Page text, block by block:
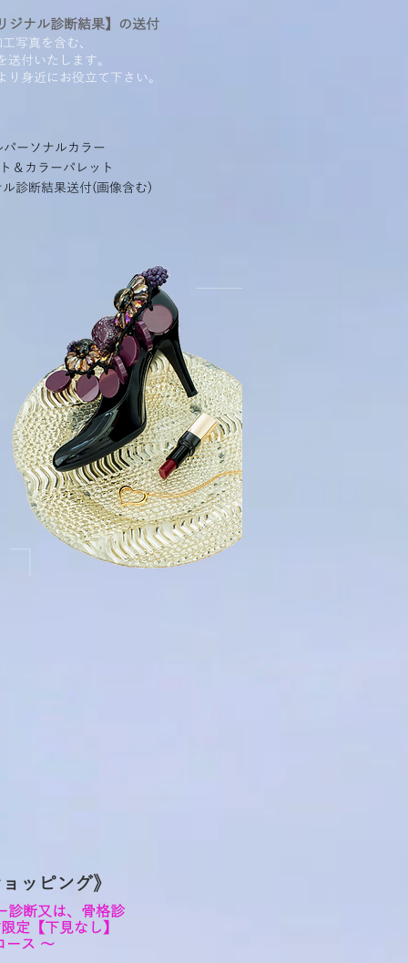
ナル診断結果】の送付
写真を含む、
付いたします。
近にお役立て下さい。
ーソナルカラー
カラーパレット
診断結果送付(画像含む)
ッピング》​
診断又は、骨格診
定【下見なし】
ース ～